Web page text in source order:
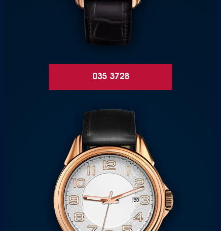
035 3728